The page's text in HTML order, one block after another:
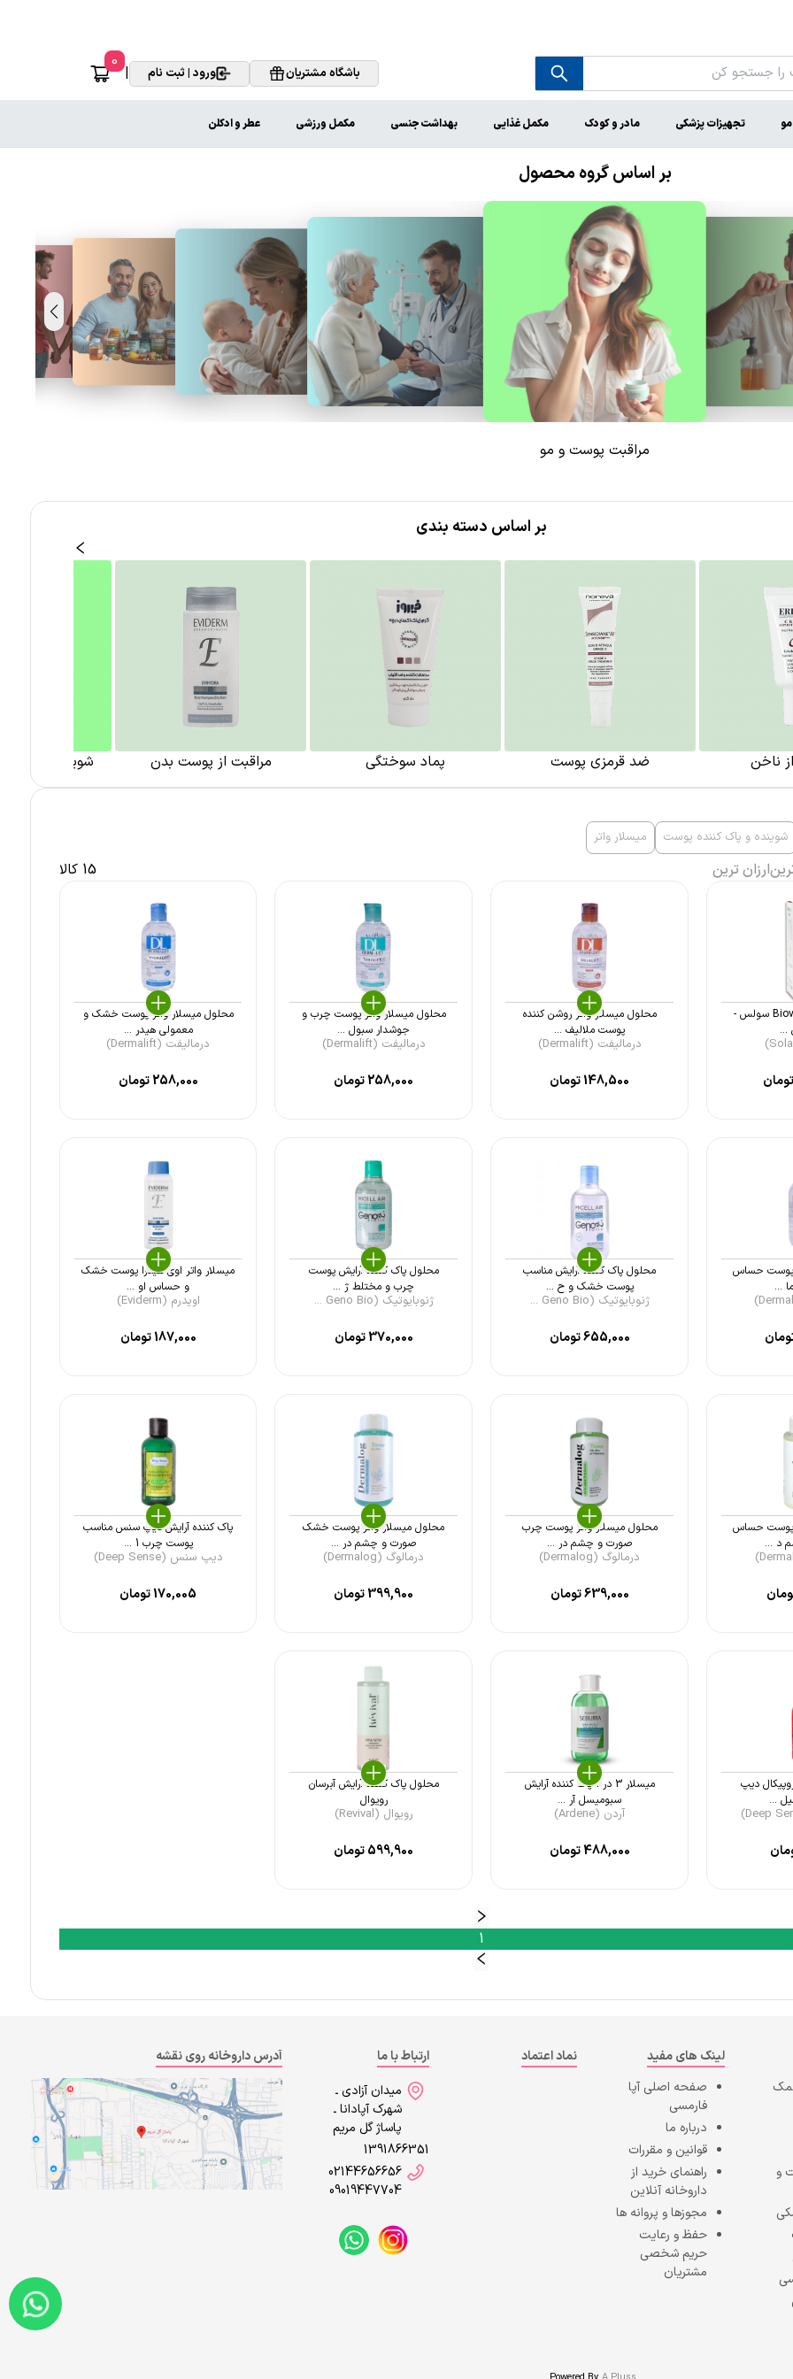
باشگاه مشتریان ورود | ثبت نام |
0
تجهیزات پزشکی مادر و کودک مکمل غذایی بهداشت جنسی مکمل ورزشی عطر و ادکلن
بر اساس گروه محصول
مراقبت پوست و مو
بر اساس دسته بندی
ناخن ضد قرمزی پوست پماد سوختگی مراقبت از پوست بدن شوینده و پاک
شوینده و پاک کننده پوست میسلار واتر
ارزان ترین 15 کالا
میسلار واتر Biovit Gold سولس -
محلول میسلار واتر روشن کننده
پوست ملالیف ...
درمالیفت (Dermalift)
148,500تومان
محلول میسلار واتر پوست چرب و
جوشدار سبول ...
درمالیفت (Dermalift)
258,000تومان
محلول میسلار واتر پوست خشک و
معمولی هیدر ...
درمالیفت (Dermalift)
258,000تومان
پوست حساس
...
محلول پاک کننده آرایش مناسب
پوست خشک و ح ...
ژنوبایوتیک (Geno Bio ...
655,000تومان
محلول پاک کننده آرایش پوست
چرب و مختلط ژ ...
ژنوبایوتیک (Geno Bio ...
370,000تومان
میسلار واتر اوی هیدرا پوست خشک
و حساس او ...
اویدرم (Eviderm)
187,000تومان
پوست حساس
د ...
محلول میسلار واتر پوست چرب
صورت و چشم در ...
درمالوگ (Dermalog)
639,000تومان
محلول میسلار واتر پوست خشک
صورت و چشم در ...
درمالوگ (Dermalog)
399,900تومان
پاک کننده آرایش دیپ سنس مناسب
پوست چرب 1 ...
دیپ سنس (Deep Sense)
170,005تومان
دیپ
میسلار 3 در 1 پاک کننده آرایش
سبومیسل آر ...
آردن (Ardene)
488,000تومان
محلول پاک کننده آرایش آبرسان
رویوال
رویوال (Revival)
599,900تومان
1
و
لینک های مفید
صفحه اصلیآپا
فارمسی
درباره ما
قوانین و مقررات
راهنمای خرید از
داروخانه آنلاین
مجوزها و پروانه ها
حفظ و رعایت
حریم شخصی
مشتریان
نماد اعتماد
ارتباط با ما
میدان آزادی ـ
شهرک آپادانا ـ
پاساژ گل مریم
1391866351
02144656656
09019447704
آدرس داروخانه روی نقشه